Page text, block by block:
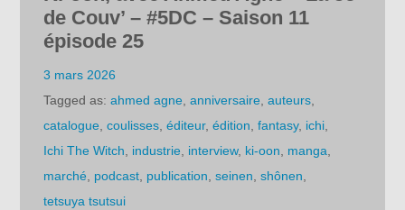
de Couv’ – #5DC – Saison 11
épisode 25
3 mars 2026
Tagged as:ahmed agne ,anniversaire ,auteurs
catalogue ,coulisses ,éditeur,édition ,fantasy, ichi
Ichi The Witch
industrie interview, ki-oon manga
marché podcast publication ,seinen ,shônen
tetsuya tsutsui